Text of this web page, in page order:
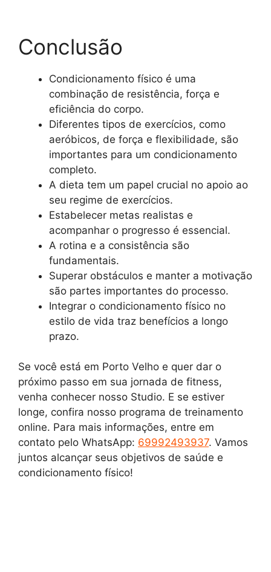
Conclusão
Condicionamento físico é uma
combinação de resistência, força e
eficiência do corpo.
Diferentes tipos de exercícios, como
aeróbicos, de força e flexibilidade, são
importantes para um condicionamento
completo.
A dieta tem um papel crucial no apoio ao
seu regime de exercícios.
Estabelecer metas realistas e
acompanhar o progresso é essencial.
A rotina e a consistência são
fundamentais.
Superar obstáculos e manter a motivação
são partes importantes do processo.
Integrar o condicionamento físico no
estilo de vida traz benefícios a longo
prazo.
Se você está em Porto Velho e quer dar o
próximo passo em sua jornada de fitness,
venha conhecer nosso Studio. E se estiver
longe, confira nosso programa de treinamento
online. Para mais informações, entre em
contato pelo WhatsApp: 69992493937. Vamos
juntos alcançar seus objetivos de saúde e
condicionamento físico!